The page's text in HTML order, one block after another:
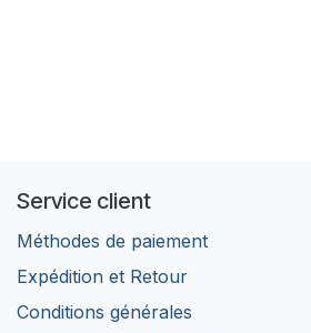
Service client
Méthodes de paiement
Expédition et Retour
Conditions générales